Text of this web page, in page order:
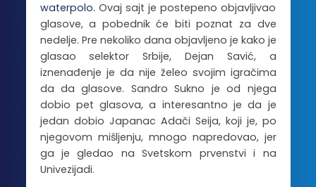
waterpolo. Ovaj sajt je postepeno objavljivao
glasove, a pobednik će biti poznat za dve
nedelje. Pre nekoliko dana objavljeno je kako je
glasao selektor Srbije, Dejan Savić, a
iznenađenje je da nije želeo svojim igračima
da da glasove. Sandro Sukno je od njega
dobio pet glasova, a interesantno je da je
jedan dobio Japanac Adači Seija, koji je, po
njegovom mišljenju, mnogo napredovao, jer
ga je gledao na Svetskom prvenstvi i na
Univezijadi.